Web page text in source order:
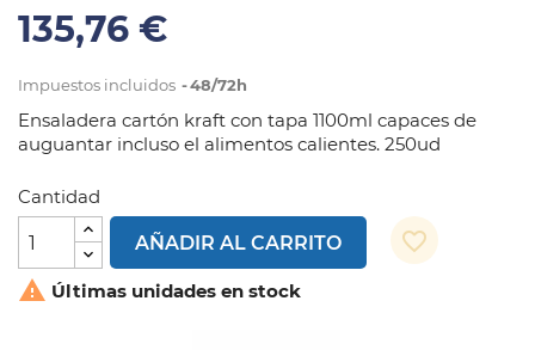
135,76 €
Impuestos incluidos 48/72h
Ensaladera cartón kraft con tapa 1100ml capaces de
auguantar incluso el alimentos calientes. 250ud
Cantidad
AÑADIR AL CARRITO
favorite_border
 Últimas unidades en stock